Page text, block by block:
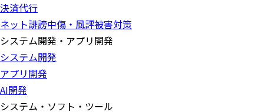
決済代行
ネット誹謗中傷・風評被害対策
システム開発・アプリ開発
システム開発
アプリ開発
AI開発
システム・ソフト・ツール